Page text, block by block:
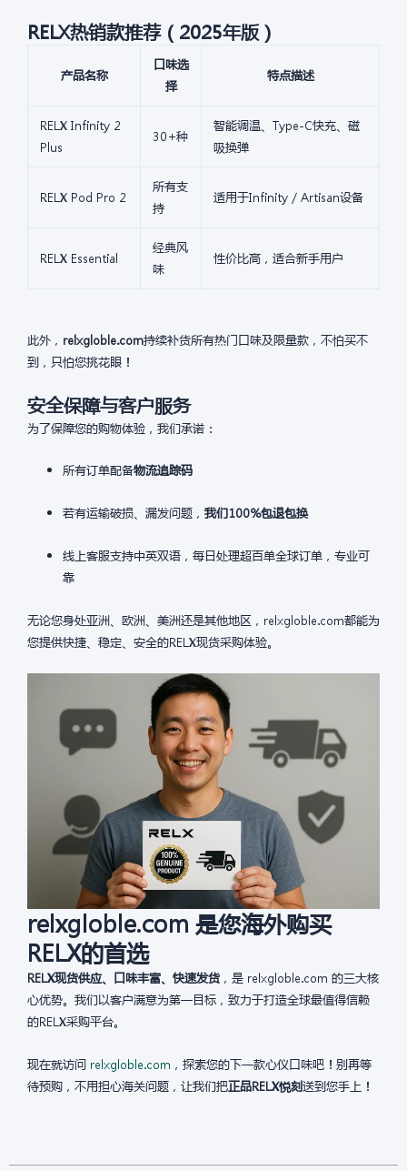
RELX热销款推荐（2025年版）
产品名称
口味选
择
特点描述
RELX Infinity 2
Plus
30+种
智能调温、Type-C快充、磁
吸换弹
RELX Pod Pro 2
所有支
持
适用于Infinity / Artisan设备
RELX Essential
经典风
味
性价比高，适合新手用户
此外， relxgloble.com持续补货所有热门口味及限量款，不怕买不
到，只怕您挑花眼！
安全保障与客户服务
为了保障您的购物体验，我们承诺：
所有订单配备物流追踪码
若有运输破损、漏发问题， 我们100%包退包换
线上客服支持中英双语，每日处理超百单全球订单，专业可
靠
无论您身处亚洲、欧洲、美洲还是其他地区，relxgloble.com都能为
您提供快捷、稳定、安全的RELX现货采购体验。
relxgloble.com 是您海外购买
RELX的首选
RELX现货供应、口味丰富、快速发货，是 relxgloble.com 的三大核
心优势。我们以客户满意为第一目标，致力于打造全球最值得信赖
的RELX采购平台。
现在就访问 relxgloble.com ，探索您的下一款心仪口味吧！别再等
待预购，不用担心海关问题，让我们把正品RELX悦刻送到您手上！